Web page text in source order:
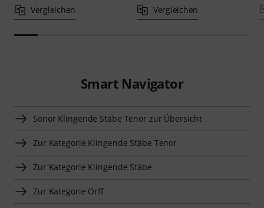
Vergleichen Vergleichen
Smart Navigator
Sonor Klingende Stäbe Tenor zur Übersicht
Zur Kategorie Klingende Stäbe Tenor
Zur Kategorie Klingende Stäbe
Zur Kategorie Orff